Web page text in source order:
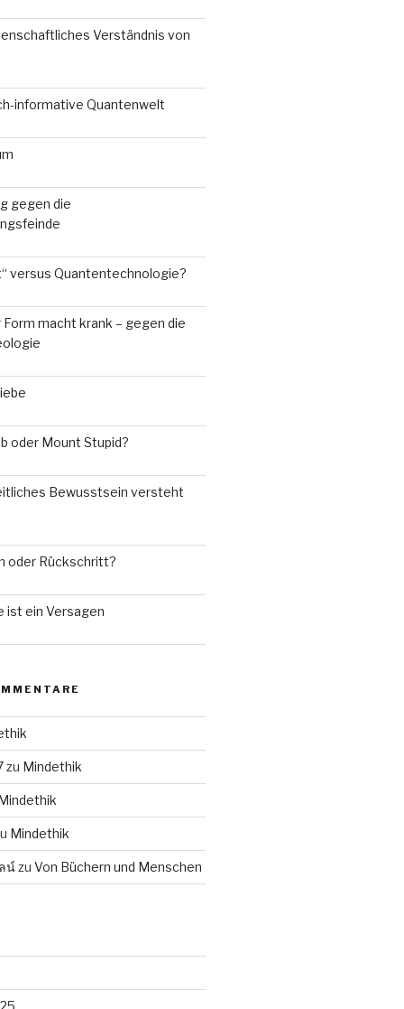
Verständnis von
informative Quantenwelt
gegen die
versus Quantentechnologie?
Form macht krank – gegen die
oder Mount Stupid?
Bewusstsein versteht
oder Rückschritt?
ist ein Versagen
zu Mindethik
Mindethik
น์zu Von Büchern und Menschen